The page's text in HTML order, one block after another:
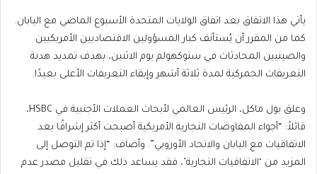
يأتي هذا الاتفاق بعد اتفاق الولايات المتحدة الأسبوع الماضي مع اليابان.
كما من المقرر أن يُستأنف كبار المسؤولين الاقتصاديين الأمريكيين
والصينيين المحادثات في ستوكهولم يوم الاثنين، بهدف تمديد هدنة
التعريفات الجمركية لمدة ثلاثة أشهر وإبقاء التعريفات الأعلى بعيدًا.
وعلق بول ماكل، الرئيس العالمي لأبحاث العملات الأجنبية في HSBC،
قائلاً: “أجواء المفاوضات التجارية الأمريكية أصبحت أكثر إشراقًا بعد
الاتفاقيات مع اليابان والاتحاد الأوروبي”. وأضاف: “إذا تم التوصل إلى
المزيد من ‘الاتفاقيات التجارية’، فقد يساعد ذلك في تقليل مصدر عدم